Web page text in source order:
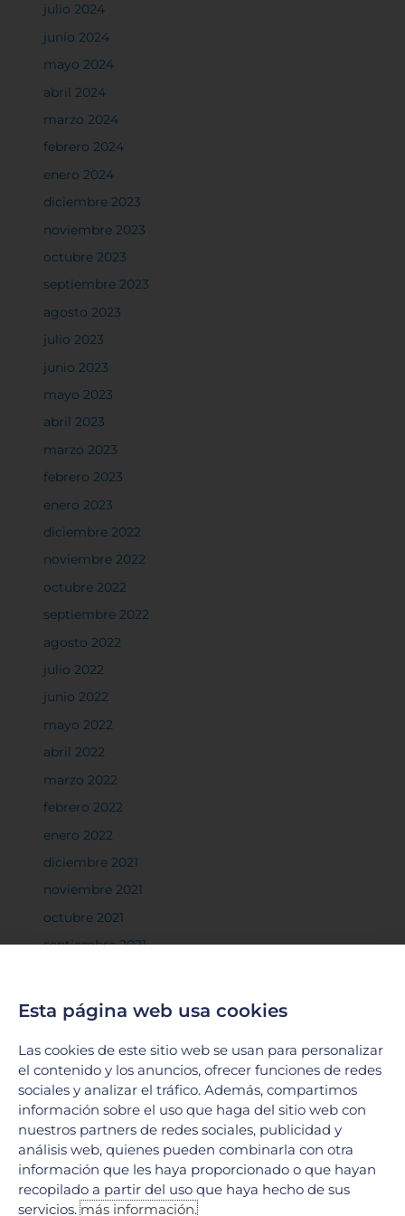
julio 2024
junio 2024
mayo 2024
abril 2024
marzo 2024
febrero 2024
enero 2024
diciembre 2023
noviembre 2023
octubre 2023
septiembre 2023
agosto 2023
julio 2023
junio 2023
mayo 2023
abril 2023
marzo 2023
febrero 2023
enero 2023
diciembre 2022
noviembre 2022
octubre 2022
septiembre 2022
agosto 2022
julio 2022
junio 2022
mayo 2022
abril 2022
marzo 2022
febrero 2022
enero 2022
diciembre 2021
noviembre 2021
octubre 2021
septiembre 2021
julio 2021
mayo 2021
marzo 2021
febrero 2021
diciembre 2020
noviembre 2020
octubre 2020
Esta página web usa cookies
Las cookies de este sitio web se usan para personalizar
el contenido y los anuncios, ofrecer funciones de redes
sociales y analizar el tráfico. Además, compartimos
información sobre el uso que haga del sitio web con
nuestros partners de redes sociales, publicidad y
análisis web, quienes pueden combinarla con otra
información que les haya proporcionado o que hayan
recopilado a partir del uso que haya hecho de sus
servicios.más información.